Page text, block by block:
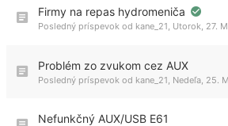
Firmy na repas hydromeniča
Posledný príspevok od kane_21, Utorok, 27.
Problém zo zvukom cez AUX
Posledný príspevok od kane_21 Nedeľa, 25.
Nefunkčný AUX/USB E61